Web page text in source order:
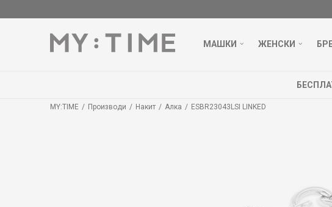
МАШКИ ЖЕНСКИ
MY:TIME Производи Накит Алка ESBR23043LSI LINKED